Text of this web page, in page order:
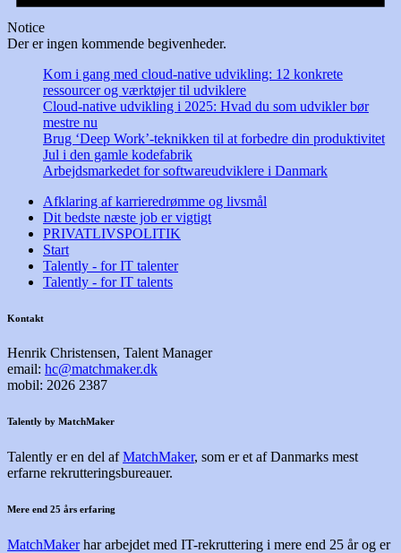
Notice
Der er ingen kommende begivenheder.
Kom i gang med cloud-native udvikling: 12 konkrete
ressourcer og værktøjer til udviklere
Cloud-native udvikling i 2025: Hvad du som udvikler bør
mestre nu
Brug ‘Deep Work’-teknikken til at forbedre din produktivitet
Jul i den gamle kodefabrik
Arbejdsmarkedet for softwareudviklere i Danmark
Afklaring af karrieredrømme og livsmål
Dit bedste næste job er vigtigt
PRIVATLIVSPOLITIK
Start
Talently - for IT talenter
Talently - for IT talents
Kontakt
Henrik Christensen, Talent Manager
email: hc@matchmaker.dk
mobil: 2026 2387
Talently by MatchMaker
Talently er en del afMatchMaker, som er et af Danmarks mest
erfarne rekrutteringsbureauer.
Mere end 25 års erfaring
MatchMakerhar arbejdet med IT-rekruttering i mere end 25 år og er